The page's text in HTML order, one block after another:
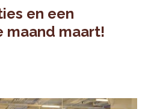
en een
maand maart!